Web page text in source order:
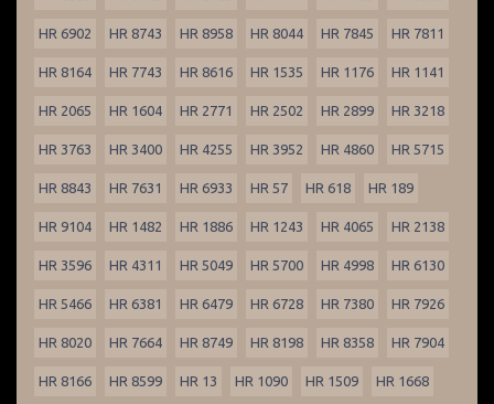
HR 6902 HR 8743 HR 8958 HR 8044 HR 7845 HR 7811
HR 8164 HR 7743 HR 8616 HR 1535 HR 1176 HR 1141
HR 2065 HR 1604 HR 2771 HR 2502 HR 2899 HR 3218
HR 3763 HR 3400 HR 4255 HR 3952 HR 4860 HR 5715
HR 8843 HR 7631 HR 6933 HR 57 HR 618 HR 189
HR 9104 HR 1482 HR 1886 HR 1243 HR 4065 HR 2138
HR 3596 HR 4311 HR 5049 HR 5700 HR 4998 HR 6130
HR 5466 HR 6381 HR 6479 HR 6728 HR 7380 HR 7926
HR 8020 HR 7664 HR 8749 HR 8198 HR 8358 HR 7904
HR 8166 HR 8599 HR 13 HR 1090 HR 1509 HR 1668